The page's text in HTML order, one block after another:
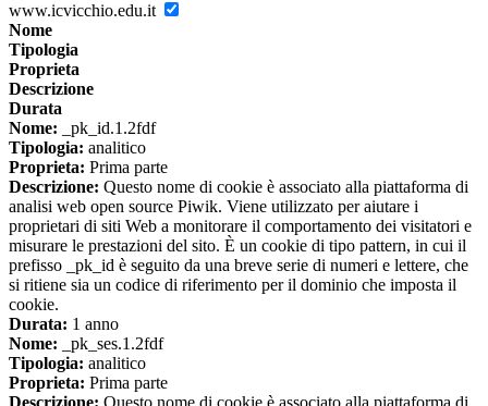
www.icvicchio.edu.it
Nome
Tipologia
Proprieta
Descrizione
Durata
Nome: _pk_id.1.2fdf
Tipologia: analitico
Proprieta: Prima parte
Descrizione: Questo nome di cookie è associato alla piattaforma di
analisi web open source Piwik. Viene utilizzato per aiutare i
proprietari di siti Web a monitorare il comportamento dei visitatori e
misurare le prestazioni del sito. È un cookie di tipo pattern, in cui il
prefisso _pk_id è seguito da una breve serie di numeri e lettere, che
si ritiene sia un codice di riferimento per il dominio che imposta il
cookie.
Durata: 1 anno
Nome: _pk_ses.1.2fdf
Tipologia: analitico
Proprieta: Prima parte